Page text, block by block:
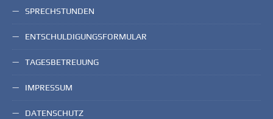
SPRECHSTUNDEN
ENTSCHULDIGUNGSFORMULAR
TAGESBETREUUNG
IMPRESSUM
DATENSCHUTZ